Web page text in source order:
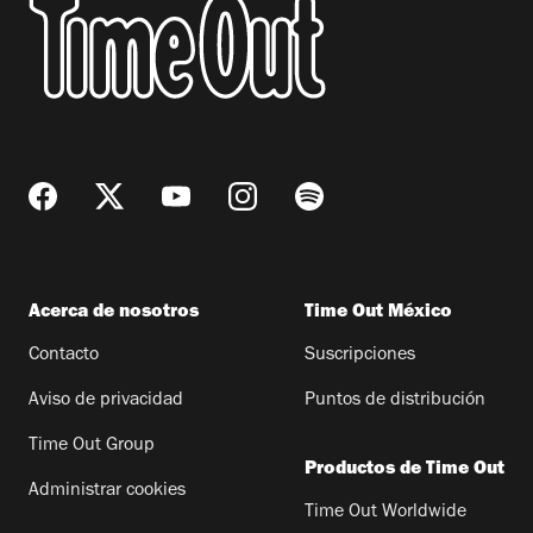
Acerca de nosotros
Contacto
Aviso de privacidad
Time Out Group
Administrar cookies
Time Out México
Suscripciones
Puntos de distribución
Productos de Time Out
Time Out Worldwide